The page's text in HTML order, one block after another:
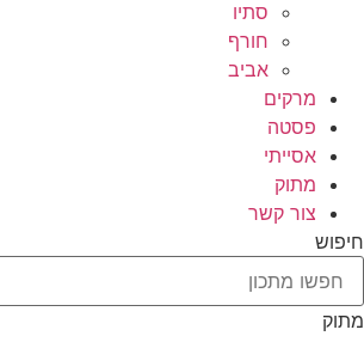
סתיו
חורף
אביב
מרקים
פסטה
אסייתי
מתוק
צור קשר
חיפוש
מתוק